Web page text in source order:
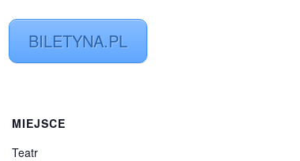
BILETYNA.PL
MIEJSCE
Teatr